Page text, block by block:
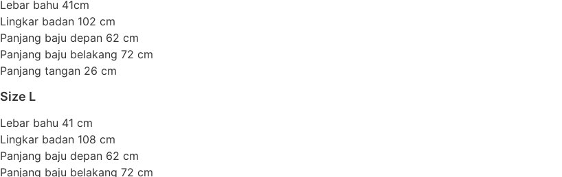
Lebar bahu 41cm
Lingkar badan 102 cm
Panjang baju depan 62 cm
Panjang baju belakang 72 cm
Panjang tangan 26 cm
Size L
Lebar bahu 41 cm
Lingkar badan 108 cm
Panjang baju depan 62 cm
Panjang baju belakang 72 cm